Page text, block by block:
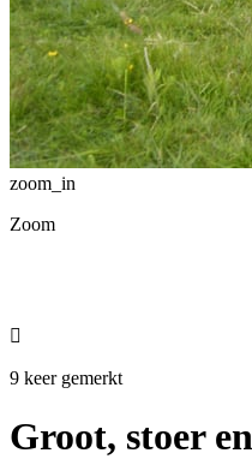
zoom_in
Zoom

9 keer gemerkt
Groot, stoer